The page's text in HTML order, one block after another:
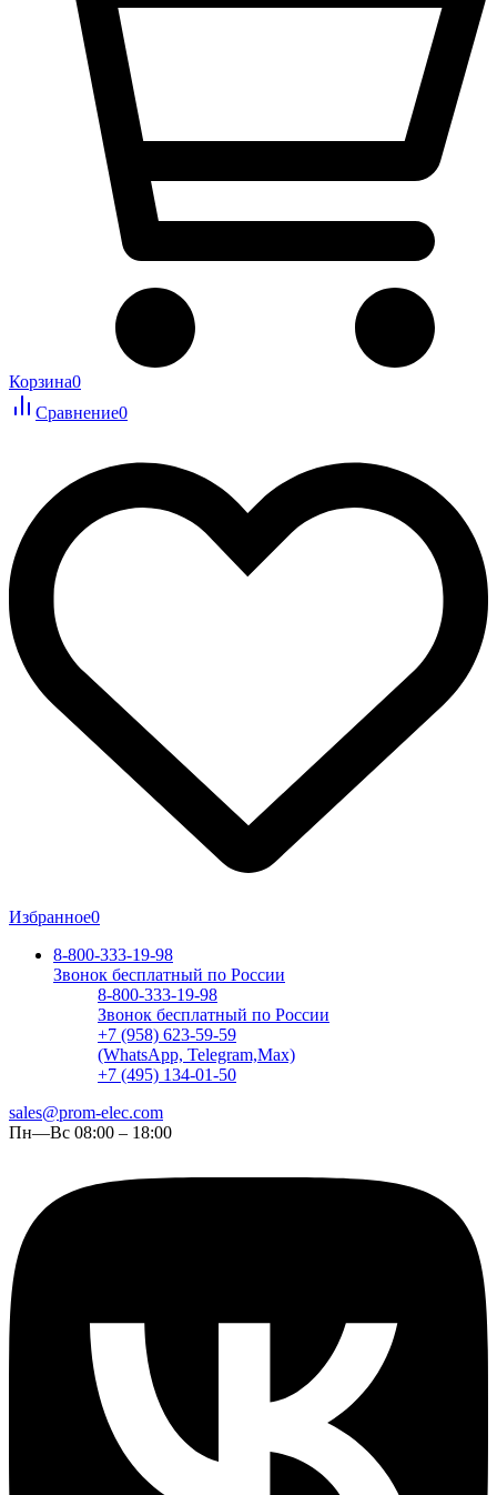
Корзина0
Сравнение0
Избранное0
8-800-333-19-98
Звонок бесплатный по России
8-800-333-19-98
Звонок бесплатный по России
+7 (958) 623-59-59
(WhatsApp, Telegram,Max)
+7 (495) 134-01-50
sales@prom-elec.com
Пн—Вс 08:00 – 18:00